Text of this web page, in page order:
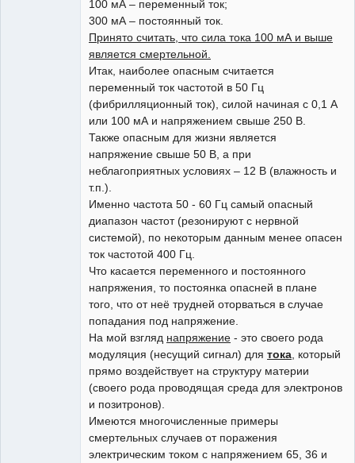
100 мА – переменный ток;
300 мА – постоянный ток.
Принято считать, что сила тока 100 мА и выше
является смертельной.
Итак, наиболее опасным считается
переменный ток частотой в 50 Гц
(фибрилляционный ток), силой начиная с 0,1 А
или 100 мА и напряжением свыше 250 В.
Также опасным для жизни является
напряжение свыше 50 В, а при
неблагоприятных условиях – 12 В (влажность и
т.п.).
Именно частота 50 - 60 Гц самый опасный
диапазон частот (резонируют с нервной
системой), по некоторым данным менее опасен
ток частотой 400 Гц.
Что касается переменного и постоянного
напряжения, то постоянка опасней в плане
того, что от неё трудней оторваться в случае
попадания под напряжение.
На мой взгляд напряжение - это своего рода
модуляция (несущий сигнал) для тока , который
прямо воздействует на структуру материи
(своего рода проводящая среда для электронов
и позитронов).
Имеются многочисленные примеры
смертельных случаев от поражения
электрическим током с напряжением 65, 36 и